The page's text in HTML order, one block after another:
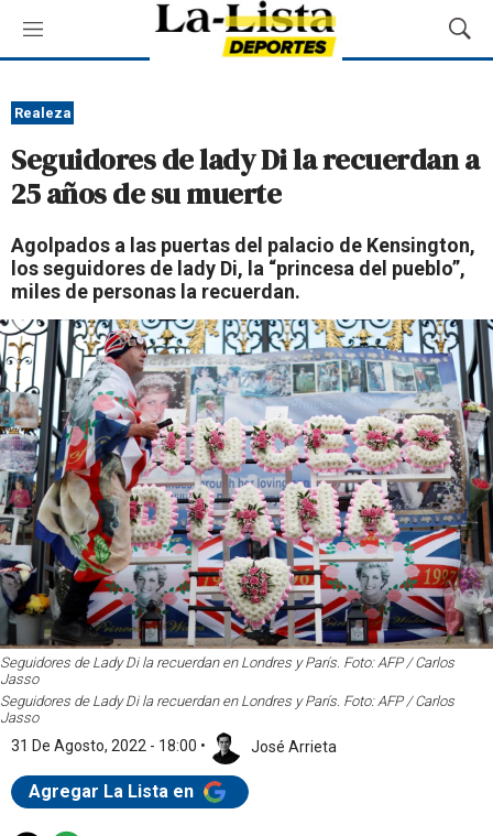
M
e
ú
M
o
a
r
s
q
e
d
a
Realeza
Seguidores de lady Di la recuerdan a
25 años de su muerte
Agolpados a las puertas del palacio de Kensington,
los seguidores de lady Di, la “princesa del pueblo”,
miles de personas la recuerdan.
Seguidores de Lady Di la recuerdan en Londres y París. Foto: AFP / Carlos
Jasso
Seguidores de Lady Di la recuerdan en Londres y París. Foto: AFP / Carlos
Jasso
31 De Agosto, 2022 - 18:00 • José Arrieta
Agregar La Lista en